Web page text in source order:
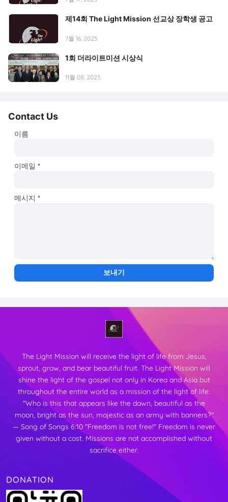
제14회 The Light Mission 선교상 장학생 공고
7월 16, 2025
1회 더라이트미션 시상식
11월 08, 2023
Contact Us
이름
이메일*
메시지*
The Light Mission will receive the light of life from Jesus,
sprout, grow, and bear beautiful fruit. The Light Mission will
shine the light of the gospel not only in Korea and Asia but
throughout the entire world as a mission of the light of life.
"Who is this that appears like the dawn, beautiful as the
moon, bright as the sun, majestic as an army with banners?"
— Song of Songs 6:10 "Freedom is not free!" Freedom is never
given without a cost. Missions are not accomplished without
sacrifice either.
DONATION